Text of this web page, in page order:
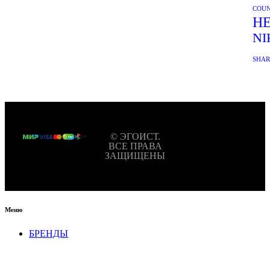
© ЭГОИСТ.
ВСЕ ПРАВА
ЗАЩИЩЕНЫ
Меню
БРЕНДЫ